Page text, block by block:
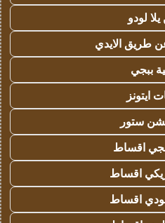
لودو
طريق الايدي
ببجي
ايتونز
ستور
اقساط
اقساط
اقساط